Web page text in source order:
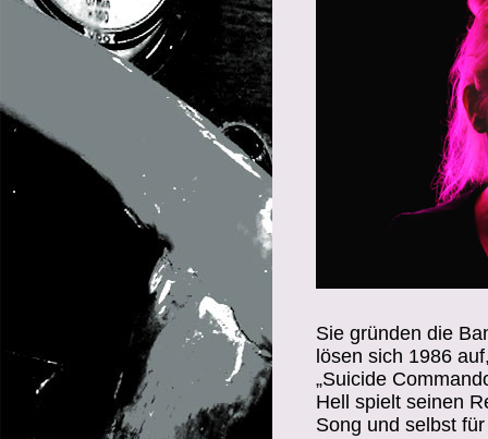
Sie gründen die
lösen sich 1986
„Suicide
Hell spielt seinen
Song und selbst